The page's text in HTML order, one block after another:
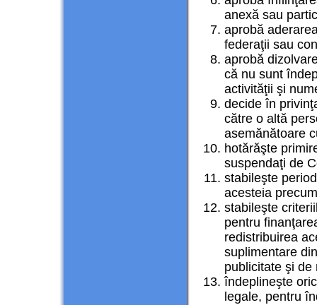
anexă sau
aprobă
federaţii sau
aprobă
că nu sunt
activităţii şi
decide în
către o altă
asemănătoare
hotărăşte
suspendaţi de
stabileşte
acesteia
stabileşte
pentru
redistribuirea
suplimentare
publicitate şi de
îndeplineşte
legale, pentru